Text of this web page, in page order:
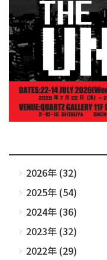
2026年 (32)
2025年 (54)
2024年 (36)
2023年 (32)
2022年 (29)